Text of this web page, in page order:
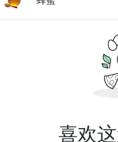
喜欢